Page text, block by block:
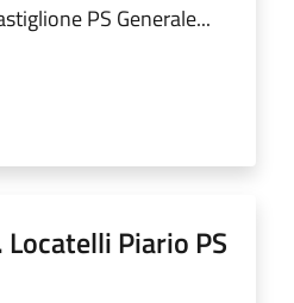
PS Generale...
Locatelli Piario PS